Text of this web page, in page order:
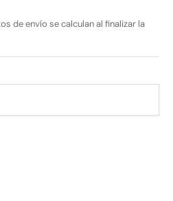
de envío se calculan al finalizar la